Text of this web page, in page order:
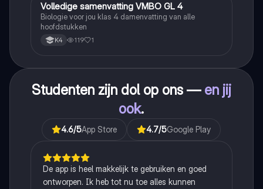
Biologie
Volledige samenvatting VMBO GL 4
Biologie voor jou klas 4 damenvatting van alle
hoofdstukken
K4 119 1
Studenten zijn dol op ons — en jij
ook.
4.6/5App Store 4.7/5Google Play
De app is heel makkelijk te gebruiken en goed
ontworpen. Ik heb tot nu toe alles kunnen